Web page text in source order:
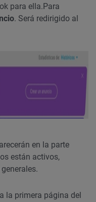
para ella. Para
. Será redirigido al
en la parte
están activos,
la primera página del